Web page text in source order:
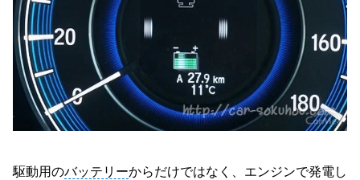
駆動用のバッテリーからだけではなく、エンジンで発電し